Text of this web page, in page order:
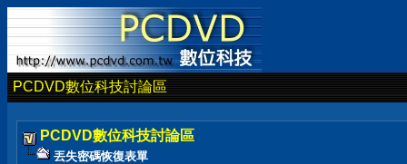
PCDVD數位科技討論區
PCDVD數位科技討論區
丟失密碼恢復表單